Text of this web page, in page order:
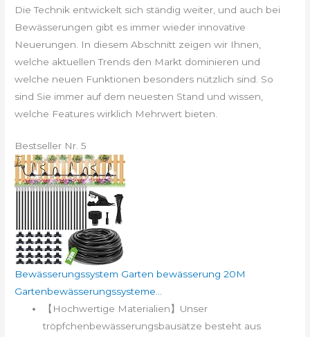
Die Technik entwickelt sich ständig weiter, und auch bei
Bewässerungen gibt es immer wieder innovative
Neuerungen. In diesem Abschnitt zeigen wir Ihnen,
welche aktuellen Trends den Markt dominieren und
welche neuen Funktionen besonders nützlich sind. So
sind Sie immer auf dem neuesten Stand und wissen,
welche Features wirklich Mehrwert bieten.
Bestseller Nr. 5
Bewässerungssystem Garten bewässerung 20M
Gartenbewässerungssysteme...
【Hochwertige Materialien】Unser
tröpfchenbewässerungsbausätze besteht aus